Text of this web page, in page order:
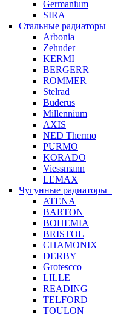
Germanium
SIRA
Стальные радиаторы
Arbonia
Zehnder
KERMI
BERGERR
ROMMER
Stelrad
Buderus
Millennium
AXIS
NED Thermo
PURMO
KORADO
Viessmann
LEMAX
Чугунные радиаторы
ATENA
BARTON
BOHEMIA
BRISTOL
CHAMONIX
DERBY
Grotescco
LILLE
READING
TELFORD
TOULON